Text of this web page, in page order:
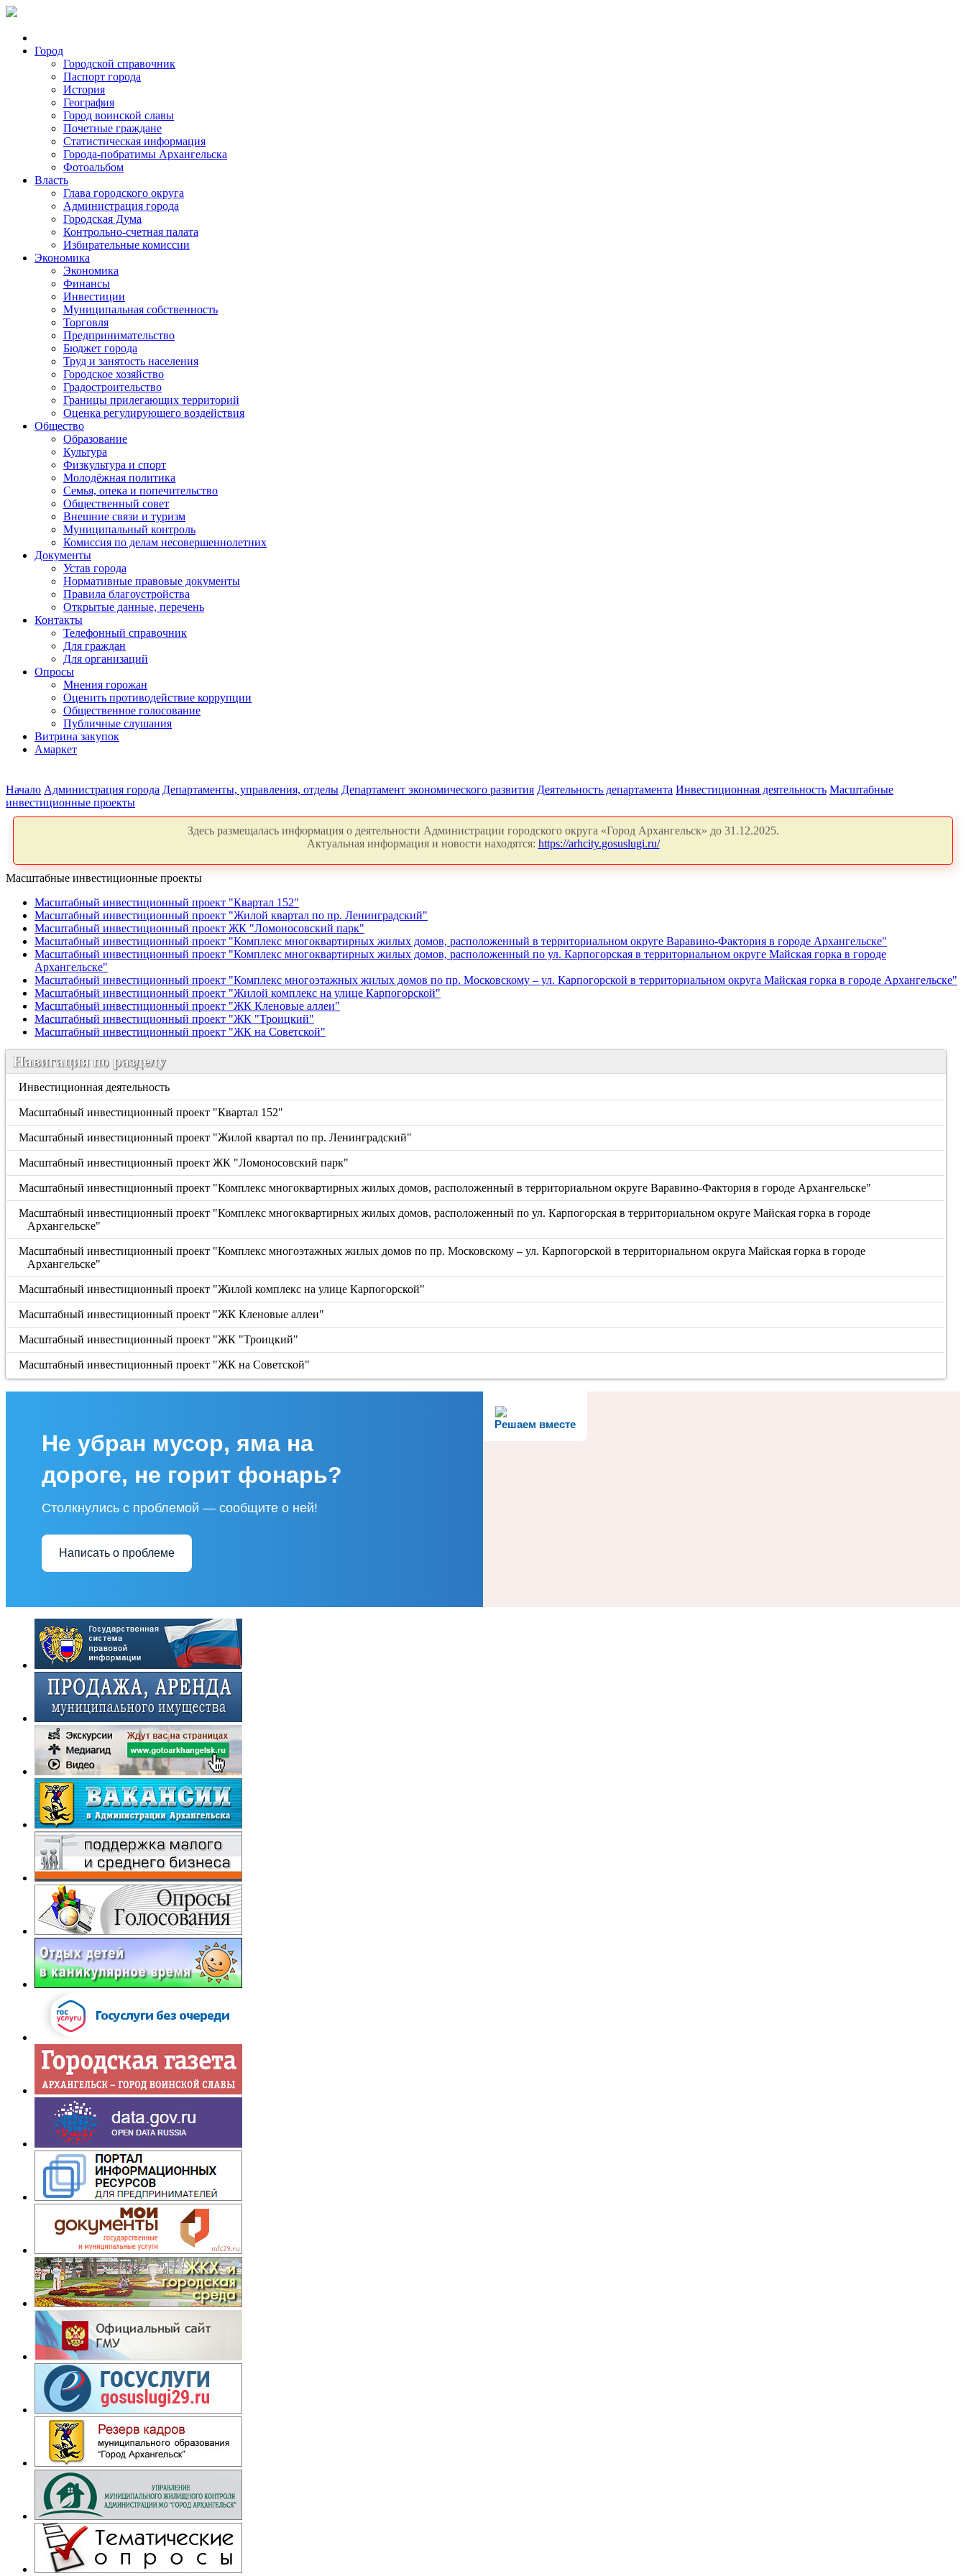
Город
Городской справочник
Паспорт города
История
География
Город воинской славы
Почетные граждане
Статистическая информация
Города-побратимы Архангельска
Фотоальбом
Власть
Глава городского округа
Администрация города
Городская Дума
Контрольно-счетная палата
Избирательные комиссии
Экономика
Экономика
Финансы
Инвестиции
Муниципальная собственность
Торговля
Предпринимательство
Бюджет города
Труд и занятость населения
Городское хозяйство
Градостроительство
Границы прилегающих территорий
Оценка регулирующего воздействия
Общество
Образование
Культура
Физкультура и спорт
Молодёжная политика
Семья, опека и попечительство
Общественный совет
Внешние связи и туризм
Муниципальный контроль
Комиссия по делам несовершеннолетних
Документы
Устав города
Нормативные правовые документы
Правила благоустройства
Открытые данные, перечень
Контакты
Телефонный справочник
Для граждан
Для организаций
Опросы
Мнения горожан
Оценить противодействие коррупции
Общественное голосование
Публичные слушания
Витрина закупок
Амаркет
Начало Администрация города Департаменты, управления, отделы Департамент экономического развития Деятельность департамента Инвестиционная деятельность Масштабные
инвестиционные проекты
Здесь размещалась информация о деятельности Администрации городского округа «Город Архангельск» до 31.12.2025.
Актуальная информация и новости находятся: https://arhcity.gosuslugi.ru/
Масштабные инвестиционные проекты
Масштабный инвестиционный проект "Квартал 152"
Масштабный инвестиционный проект "Жилой квартал по пр. Ленинградский"
Масштабный инвестиционный проект ЖК "Ломоносовский парк"
Масштабный инвестиционный проект "Комплекс многоквартирных жилых домов, расположенный в территориальном округе Варавино-Фактория в городе Архангельске"
Масштабный инвестиционный проект "Комплекс многоквартирных жилых домов, расположенный по ул. Карпогорская в территориальном округе Майская горка в городе
Архангельске"
Масштабный инвестиционный проект "Комплекс многоэтажных жилых домов по пр. Московскому – ул. Карпогорской в территориальном округа Майская горка в городе Архангельске"
Масштабный инвестиционный проект "Жилой комплекс на улице Карпогорской"
Масштабный инвестиционный проект "ЖК Кленовые аллеи"
Масштабный инвестиционный проект "ЖК "Троицкий"
Масштабный инвестиционный проект "ЖК на Советской"
Навигация по разделу
Инвестиционная деятельность
Масштабный инвестиционный проект "Квартал 152"
Масштабный инвестиционный проект "Жилой квартал по пр. Ленинградский"
Масштабный инвестиционный проект ЖК "Ломоносовский парк"
Масштабный инвестиционный проект "Комплекс многоквартирных жилых домов, расположенный в территориальном округе Варавино-Фактория в городе Архангельске"
Масштабный инвестиционный проект "Комплекс многоквартирных жилых домов, расположенный по ул. Карпогорская в территориальном округе Майская горка в городе
Архангельске"
Масштабный инвестиционный проект "Комплекс многоэтажных жилых домов по пр. Московскому – ул. Карпогорской в территориальном округа Майская горка в городе
Архангельске"
Масштабный инвестиционный проект "Жилой комплекс на улице Карпогорской"
Масштабный инвестиционный проект "ЖК Кленовые аллеи"
Масштабный инвестиционный проект "ЖК "Троицкий"
Масштабный инвестиционный проект "ЖК на Советской"
Решаем вместе
Не убран мусор, яма на
дороге, не горит фонарь?
Столкнулись с проблемой — сообщите о ней!
Написать о проблеме